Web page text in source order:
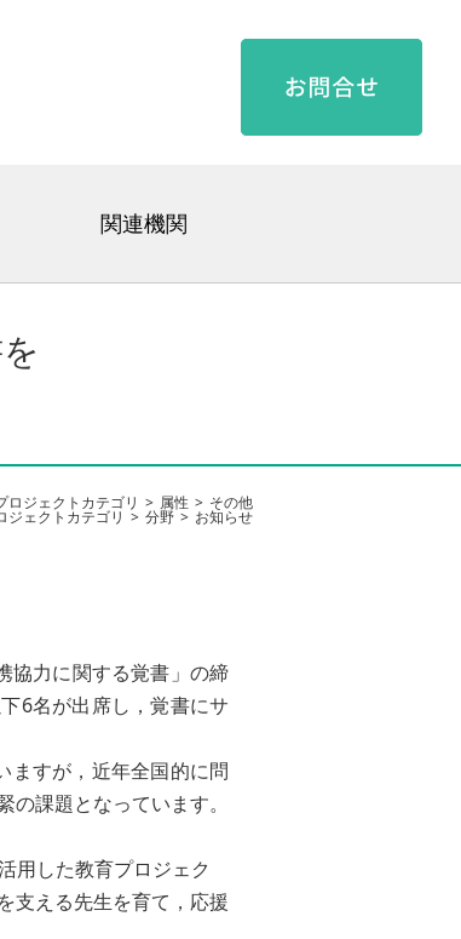
関連機関
ロジェクトカテゴリ 属性 その他
ジェクトカテゴリ 分野 お知らせ
協力に関する覚書」の締
6名が出席し，覚書にサ
ますが，近年全国的に問
課題となっています。
用した教育プロジェク
支える先生を育て，応援